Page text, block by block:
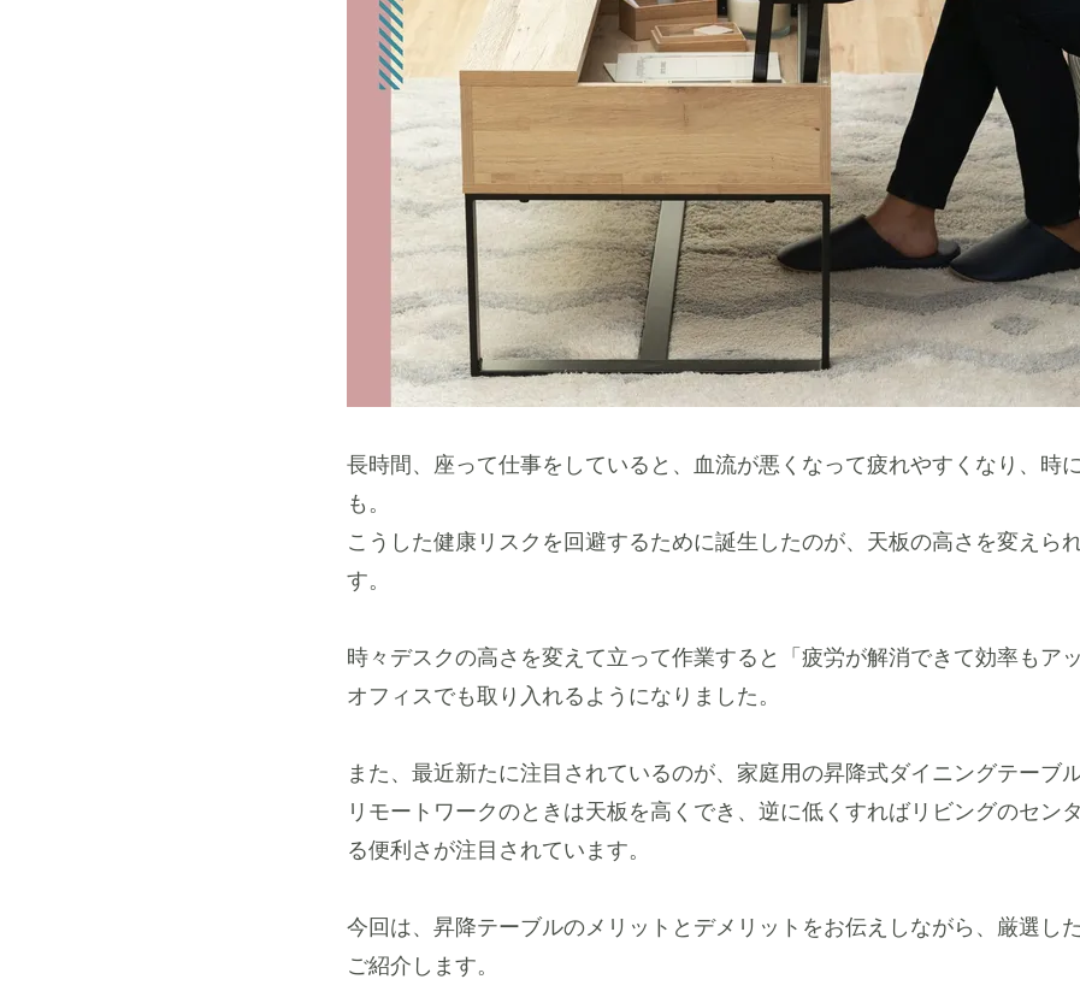
長時間、座って仕事をしていると、血流が悪くなって疲れやすくなり、時
も。
こうした健康リスクを回避するために誕生したのが、天板の高さを変えら
す。
時々デスクの高さを変えて立って作業すると「疲労が解消できて効率もア
オフィスでも取り入れるようになりました。
また、最近新たに注目されているのが、家庭用の昇降式ダイニングテーブル
リモートワークのときは天板を高くでき、逆に低くすればリビングのセン
る便利さが注目されています。
今回は、昇降テーブルのメリットとデメリットをお伝えしながら、厳選し
ご紹介します。